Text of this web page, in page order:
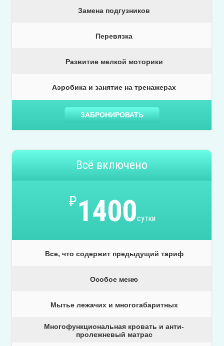
Замена подгузников
Перевязка
Развитие мелкой моторики
Аэробика и занятие на тренажерах
ЗАБРОНИРОВАТЬ
Всё включено
₽1400сутки
Все, что содержит предыдущий тариф
Особое меню
Мытье лежачих и многогабаритных
Многофункциональная кровать и анти-
пролежневый матрас